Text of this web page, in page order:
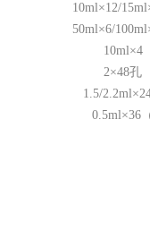
10ml×12/
50ml×6/
10ml×4
2×48孔
1.5/
0.5ml×36